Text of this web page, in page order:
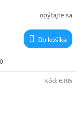
opýtajte sa
Do košíka
Kód: 6305